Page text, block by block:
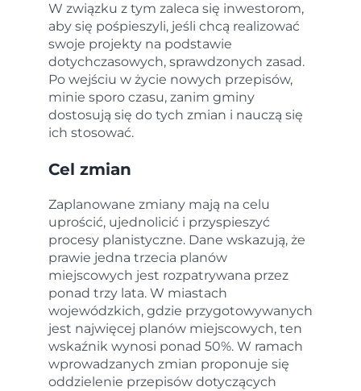
W związku z tym zaleca się inwestorom,
aby się pośpieszyli, jeśli chcą realizować
swoje projekty na podstawie
dotychczasowych, sprawdzonych zasad.
Po wejściu w życie nowych przepisów,
minie sporo czasu, zanim gminy
dostosują się do tych zmian i nauczą się
ich stosować.
Cel zmian
Zaplanowane zmiany mają na celu
uprościć, ujednolicić i przyspieszyć
procesy planistyczne. Dane wskazują, że
prawie jedna trzecia planów
miejscowych jest rozpatrywana przez
ponad trzy lata. W miastach
wojewódzkich, gdzie przygotowywanych
jest najwięcej planów miejscowych, ten
wskaźnik wynosi ponad 50%. W ramach
wprowadzanych zmian proponuje się
oddzielenie przepisów dotyczących